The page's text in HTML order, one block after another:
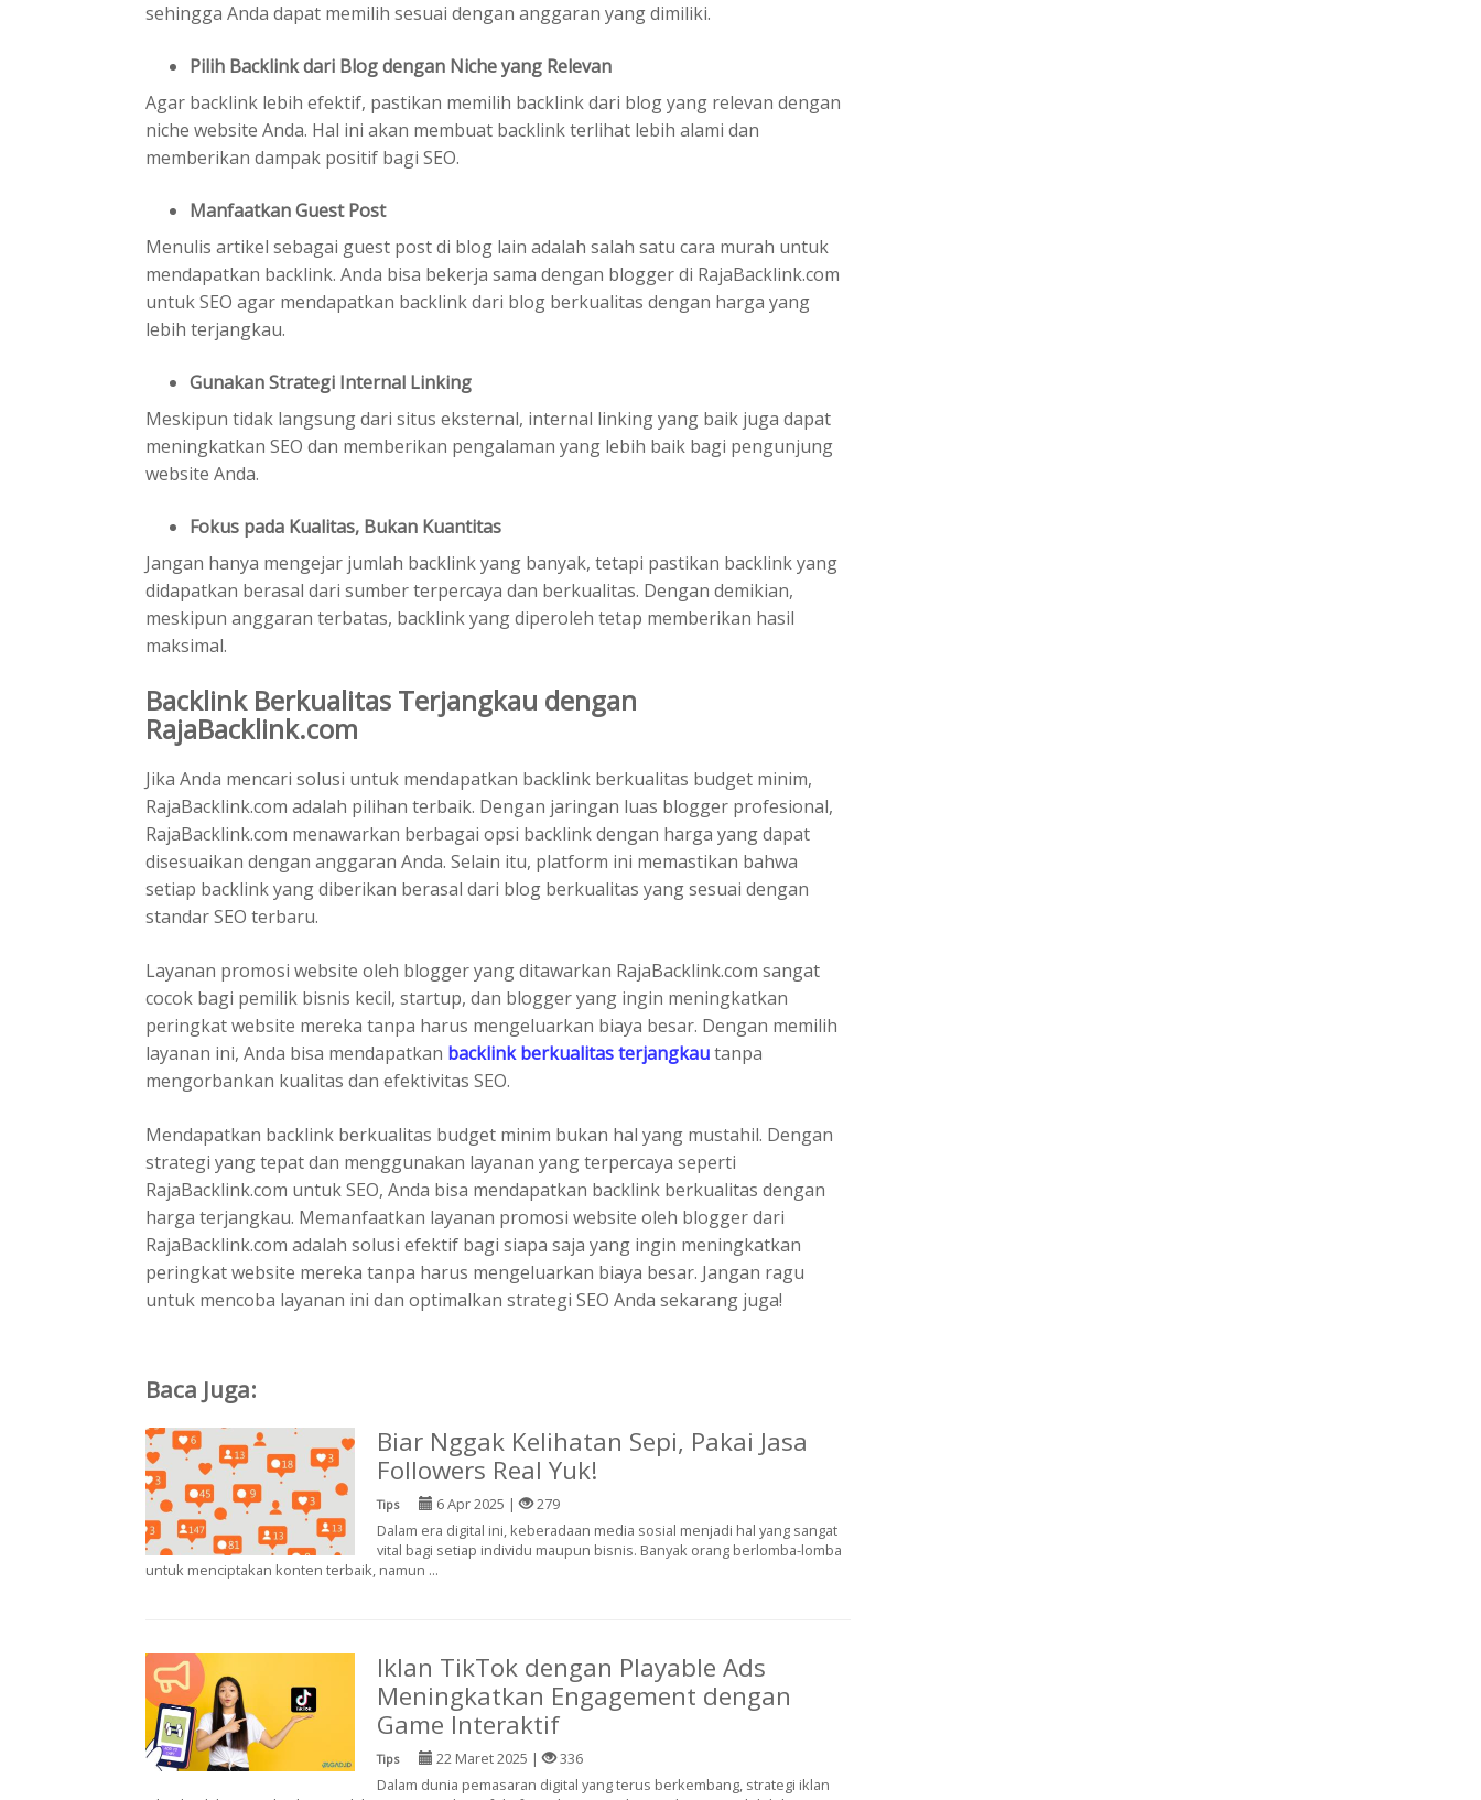
sehingga Anda dapat memilih sesuai dengan anggaran yang dimiliki.
Pilih Backlink dari Blog dengan Niche yang Relevan
Agar backlink lebih efektif, pastikan memilih backlink dari blog yang relevan dengan
niche website Anda. Hal ini akan membuat backlink terlihat lebih alami dan
memberikan dampak positif bagi SEO.
Manfaatkan Guest Post
Menulis artikel sebagai guest post di blog lain adalah salah satu cara murah untuk
mendapatkan backlink. Anda bisa bekerja sama dengan blogger di RajaBacklink.com
untuk SEO agar mendapatkan backlink dari blog berkualitas dengan harga yang
lebih terjangkau.
Gunakan Strategi Internal Linking
Meskipun tidak langsung dari situs eksternal, internal linking yang baik juga dapat
meningkatkan SEO dan memberikan pengalaman yang lebih baik bagi pengunjung
website Anda.
Fokus pada Kualitas, Bukan Kuantitas
Jangan hanya mengejar jumlah backlink yang banyak, tetapi pastikan backlink yang
didapatkan berasal dari sumber terpercaya dan berkualitas. Dengan demikian,
meskipun anggaran terbatas, backlink yang diperoleh tetap memberikan hasil
maksimal.
Backlink Berkualitas Terjangkau dengan
RajaBacklink.com
Jika Anda mencari solusi untuk mendapatkan backlink berkualitas budget minim,
RajaBacklink.com adalah pilihan terbaik. Dengan jaringan luas blogger profesional,
RajaBacklink.com menawarkan berbagai opsi backlink dengan harga yang dapat
disesuaikan dengan anggaran Anda. Selain itu, platform ini memastikan bahwa
setiap backlink yang diberikan berasal dari blog berkualitas yang sesuai dengan
standar SEO terbaru.
Layanan promosi website oleh blogger yang ditawarkan RajaBacklink.com sangat
cocok bagi pemilik bisnis kecil, startup, dan blogger yang ingin meningkatkan
peringkat website mereka tanpa harus mengeluarkan biaya besar. Dengan memilih
layanan ini, Anda bisa mendapatkan backlink berkualitas terjangkautanpa
mengorbankan kualitas dan efektivitas SEO.
Mendapatkan backlink berkualitas budget minim bukan hal yang mustahil. Dengan
strategi yang tepat dan menggunakan layanan yang terpercaya seperti
RajaBacklink.com untuk SEO, Anda bisa mendapatkan backlink berkualitas dengan
harga terjangkau. Memanfaatkan layanan promosi website oleh blogger dari
RajaBacklink.com adalah solusi efektif bagi siapa saja yang ingin meningkatkan
peringkat website mereka tanpa harus mengeluarkan biaya besar. Jangan ragu
untuk mencoba layanan ini dan optimalkan strategi SEO Anda sekarang juga!
Baca Juga:
Biar Nggak Kelihatan Sepi, Pakai Jasa
Followers Real Yuk!
Tips 6 Apr 2025 |
279
Dalam era digital ini, keberadaan media sosial menjadi hal yang sangat
vital bagi setiap individu maupun bisnis. Banyak orang berlomba-lomba
untuk menciptakan konten terbaik, namun ...
Iklan TikTok dengan Playable Ads
Meningkatkan Engagement dengan
Game Interaktif
Tips 22 Maret 2025 |
336
Dalam dunia pemasaran digital yang terus berkembang, strategi iklan